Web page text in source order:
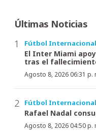
Últimas Noticias
Fútbol Internacional
El Inter Miami
tras el
Agosto 8, 2026 06:31 p.
Fútbol Internacional
Rafael Nadal
Agosto 8, 2026 04:50 p.